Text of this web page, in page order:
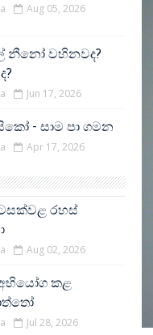
Aug 05, 2026
නීනෝ වහිනවද?
Jun 17, 2026
- සාම පා ගමන
Apr 17, 2026
රහස්
Aug 02, 2026
කළ
Jul 28, 2026